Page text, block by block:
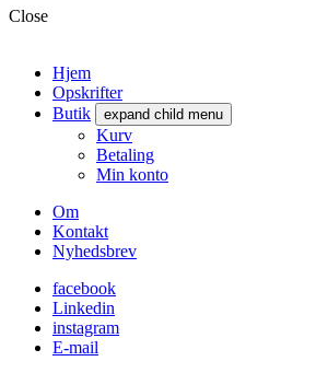
Close
Hjem
Opskrifter
Butik
expand child menu
Kurv
Betaling
Min konto
Om
Kontakt
Nyhedsbrev
facebook
Linkedin
instagram
E-mail